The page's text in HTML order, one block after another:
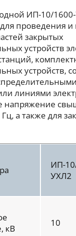
ИП-10/
проведения и
закрытых
устройств
устройств,
линиями
напряжение
а также для
ИП-
УХЛ2
кВ
10